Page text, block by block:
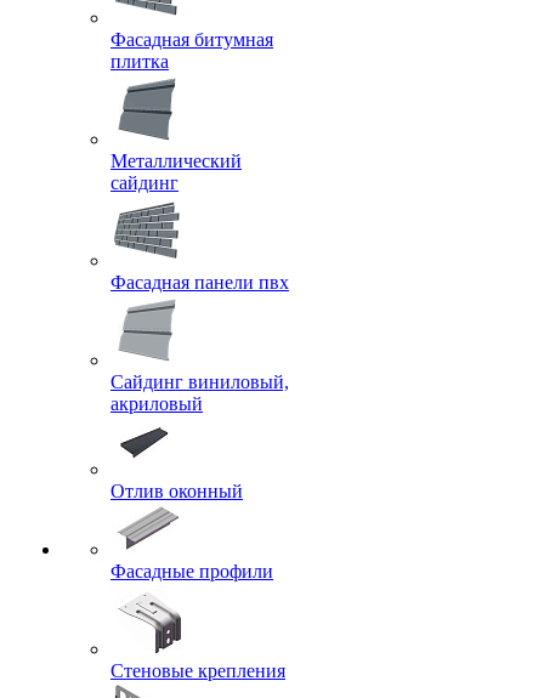
Фасадная битумная
плитка
Металлический
сайдинг
Фасадная панели пвх
Сайдинг виниловый,
акриловый
Отлив оконный
Фасадные профили
Стеновые крепления